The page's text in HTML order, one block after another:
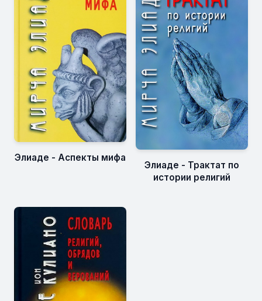
Элиаде - Аспекты мифа
Элиаде - Трактат по
истории религий